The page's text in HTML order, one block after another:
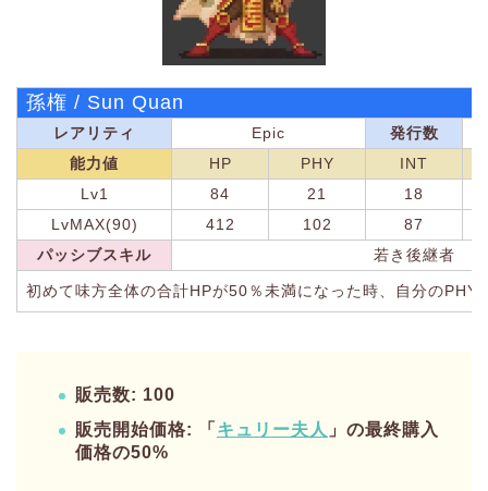
孫権 / Sun Quan
レアリティ Epic
発行数
能力値
HP PHY
INT
Lv1
84 21
18
LvMAX(90)
412 102
87
パッシブスキル
若き後継者
初めて味方全体の合計HPが50％未満になった時、自分の
販売数: 100
販売開始価格: 「 キュリー夫人 」の最終購入
価格の50%